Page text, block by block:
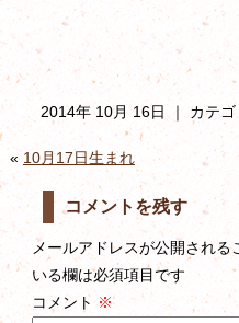
2014年 10月 16日 ｜ カテ
« 10月17日生まれ
コメントを残す
メールアドレスが公開される
いる欄は必須項目です
コメント※